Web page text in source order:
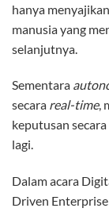
hanya
manusia yang
selanjutnya.
Sementara
secara real-time,
keputusan
lagi.
Dalam acara
Driven